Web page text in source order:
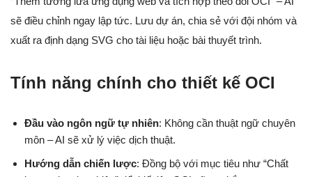
sẽ điều chỉnh ngay lập tức. Lưu dự án, chia sẻ với đội nhóm và
xuất ra định dạng SVG cho tài liệu hoặc bài thuyết trình.
Tính năng chính cho thiết kế OCI
Đầu vào ngôn ngữ tự nhiên: Không cần thuật ngữ chuyên
môn – AI sẽ xử lý việc dịch thuật.
Hướng dẫn chiến lược: Đồng bộ với mục tiêu như “Chất